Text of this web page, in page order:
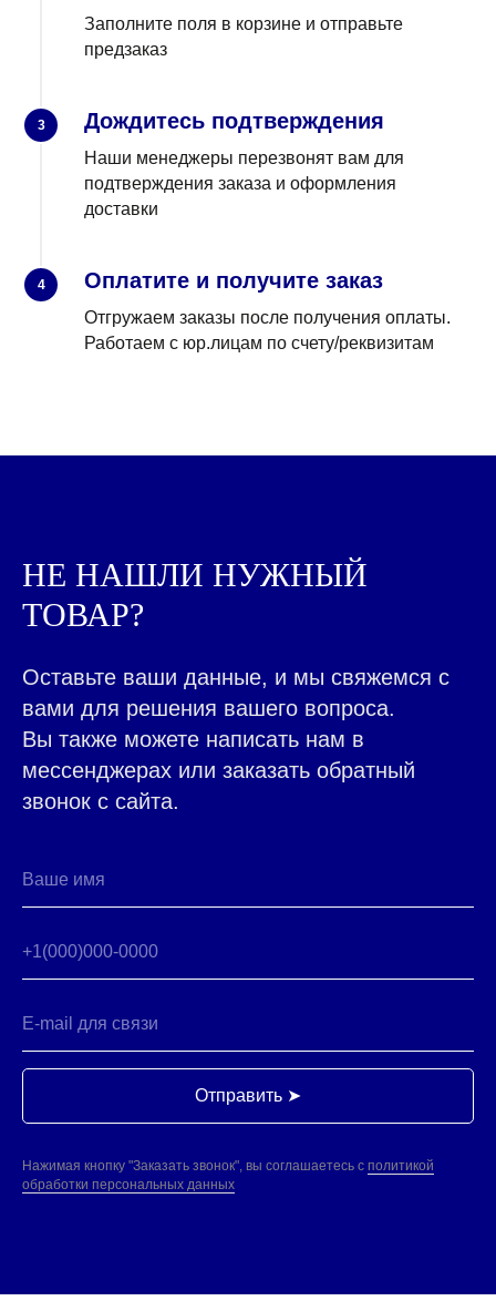
Заполните поля в корзине и отправьте
предзаказ
3 Дождитесь подтверждения
Наши менеджеры перезвонят вам для
подтверждения заказа и оформления
доставки
4 Оплатите и получите заказ
Отгружаем заказы после получения оплаты.
Работаем с юр.лицам по счету/реквизитам
НЕ НАШЛИ НУЖНЫЙ
ТОВАР?
Оставьте ваши данные, и мы свяжемся с
вами для решения вашего вопроса.
Вы также можете написать нам в
мессенджерах или заказать обратный
звонок с сайта.
Отправить ➤
Нажимая кнопку "Заказать звонок", вы соглашаетесь с политикой
обработки персональных данных
ОТ INTERFOODGROUP